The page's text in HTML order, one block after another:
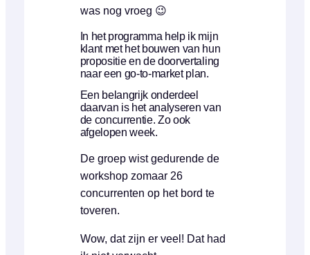
was nog vroeg 😉
In het programma help ik mijn
klant met het bouwen van hun
propositie en de doorvertaling
naar een go-to-market plan.
Een belangrijk onderdeel
daarvan is het analyseren van
de concurrentie. Zo ook
afgelopen week.
De groep wist gedurende de
workshop zomaar 26
concurrenten op het bord te
toveren.
Wow, dat zijn er veel! Dat had